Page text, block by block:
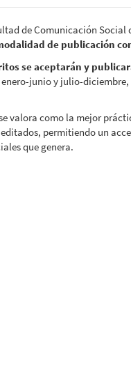
de Comunicación
de publicación
se aceptarán y
junio y julio-
valora como la mejor
permitiendo un
que genera.